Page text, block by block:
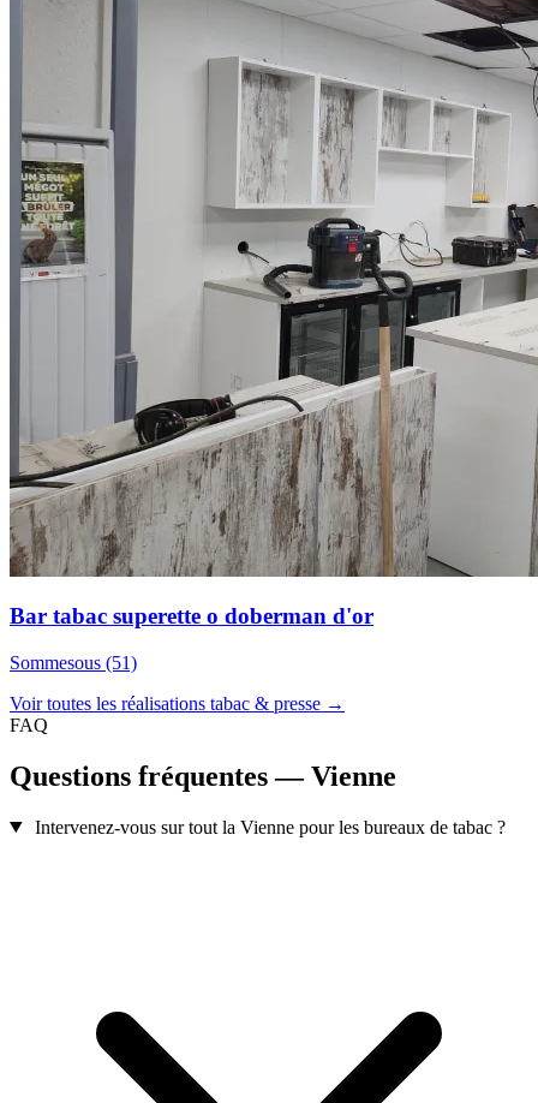
Bar tabac superette o doberman d'or
Sommesous (51)
Voir toutes les réalisations tabac & presse →
FAQ
Questions fréquentes — Vienne
Intervenez-vous sur tout la Vienne pour les bureaux de tabac ?